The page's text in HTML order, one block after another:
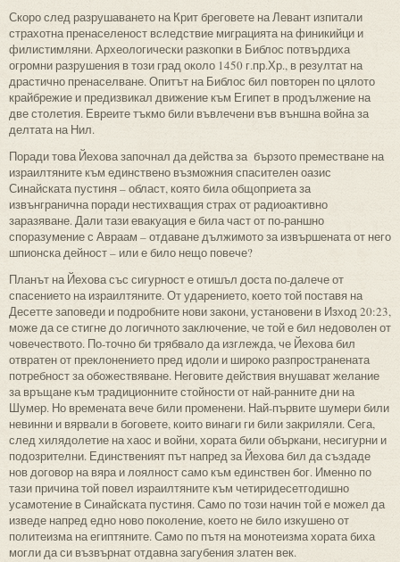
Скоро след разрушаването на Крит бреговете на Левант изпитали
страхотна пренаселеност вследствие миграцията на финикийци и
филистимляни. Археологически разкопки в Библос потвърдиха
огромни разрушения в този град около 1450 г.пр.Хр., в резултат на
драстично пренаселване. Опитът на Библос бил повторен по цялото
крайбрежие и предизвикал движение към Египет в продължение на
две столетия. Евреите тъкмо били въвлечени във външна война за
делтата на Нил.
Поради това Йехова започнал да действа за бързото преместване на
израилтяните към единствено възможния спасителен оазис
Синайската пустиня – област, която била общоприета за
извънгранична поради нестихващия страх от радиоактивно
заразяване. Дали тази евакуация е била част от по-раншно
споразумение с Авраам – отдаване дължимото за извършената от него
шпионска дейност – или е било нещо повече?
Планът на Йехова със сигурност е отишъл доста по-далече от
спасението на израилтяните. От ударението, което той поставя на
Десетте заповеди и подробните нови закони, установени в Изход 20:23,
може да се стигне до логичното заключение, че той е бил недоволен от
човечеството. По-точно би трябвало да изглежда, че Йехова бил
отвратен от преклонението пред идоли и широко разпространената
потребност за обожествяване. Неговите действия внушават желание
за връщане към традиционните стойности от най-ранните дни на
Шумер. Но времената вече били променени. Най-първите шумери били
невинни и вярвали в боговете, които винаги ги били закриляли. Сега,
след хилядолетие на хаос и войни, хората били объркани, несигурни и
подозрителни. Единственият път напред за Йехова бил да създаде
нов договор на вяра и лоялност само към единствен бог. Именно по
тази причина той повел израилтяните към четиридесетгодишно
усамотение в Синайската пустиня. Само по този начин той е можел да
изведе напред едно ново поколение, което не било изкушено от
политеизма на египтяните. Само по пътя на монотеизма хората биха
могли да си възвърнат отдавна загубения златен век.